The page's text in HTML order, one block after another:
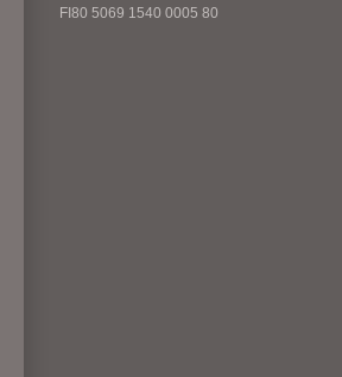
FI80 5069 1540 0005 80